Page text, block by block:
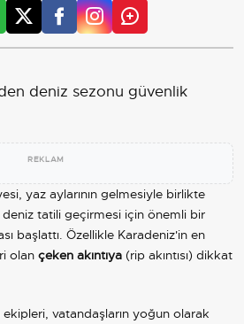
REKLAM
yaz aylarının gelmesiyle birlikte
tatili geçirmesi için önemli bir
başlattı. Özellikle Karadeniz'in en
olan çeken akıntıya (rip akıntısı) dikkat
ekipleri, vatandaşların yoğun olarak